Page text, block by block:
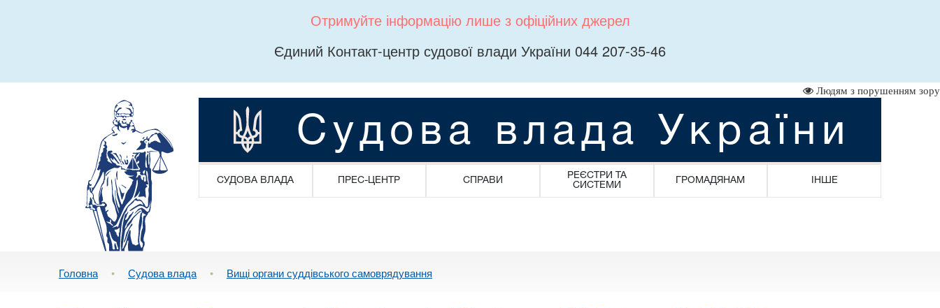
Отримуйте інформацію лише з офіційних джерел
Єдиний Контакт-центр судової влади України 044 207-35-46
Людям з порушенням зору
Судова влада України
СУДОВА ВЛАДА ПРЕС-ЦЕНТР СПРАВИ
РЕЄСТРИ ТА
СИСТЕМИ
ГРОМАДЯНАМ ІНШЕ
Головна • Судова влада • Вищі органи суддівського самоврядування